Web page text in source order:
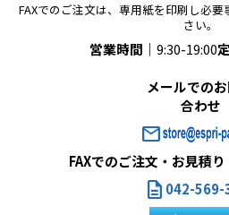
FAXでのご注文は、専用紙を印刷し必
さい。
営業時間｜ 9:30-19:00
メールでの
合わせ
mail
FAXでのご注文・お見積
description 042-569-